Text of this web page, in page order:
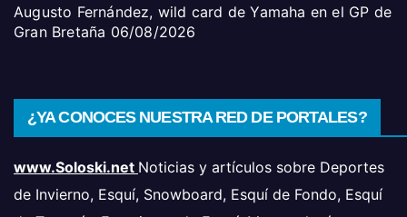
Augusto Fernández, wild card de Yamaha en el GP de
Gran Bretaña 06/08/2026
¿YA CONOCES NUESTRA RED DE PORTALES?
www.Soloski.net Noticias y artículos sobre Deportes
de Invierno, Esquí, Snowboard, Esquí de Fondo, Esquí